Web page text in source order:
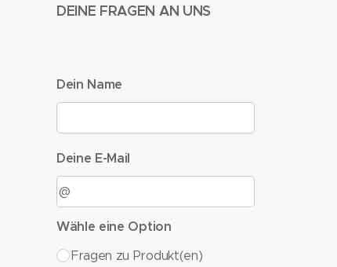
DEINE FRAGEN AN UNS
Dein Name
Deine E-Mail
Wähle eine Option
Fragen zu Produkt(en)